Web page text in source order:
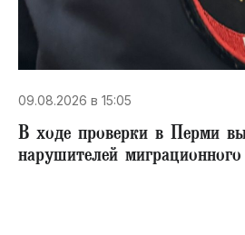
09.08.2026 в 15:05
В ходе проверки в Перми
нарушителей